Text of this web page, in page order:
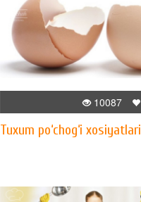
10087
Tuxum po‘chog‘i xosiyatlari